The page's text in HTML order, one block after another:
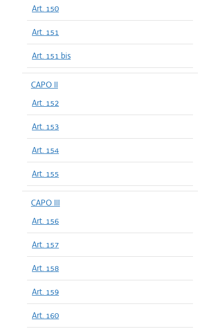
Art. 150
Art. 151
Art. 151 bis
CAPO II
Art. 152
Art. 153
Art. 154
Art. 155
CAPO III
Art. 156
Art. 157
Art. 158
Art. 159
Art. 160